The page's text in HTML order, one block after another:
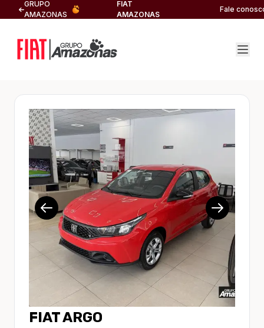
GRUPO
AMAZONAS
FIAT
AMAZONAS
Fale
FIATARGO